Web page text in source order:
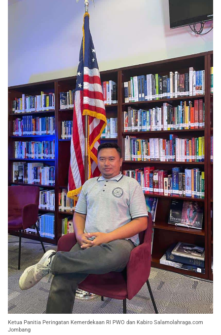
Ketua Panitia Peringatan Kemerdekaan RI PWO dan Kabiro Salamolahraga.com
Jombang